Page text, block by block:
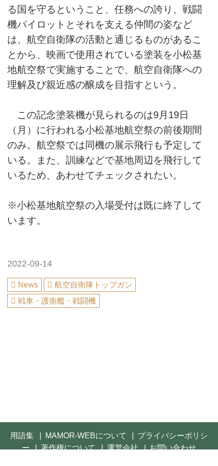
る国を守るということ、任務への誇り、戦闘
機パイロットとそれを支える仲間の姿など
は、航空自衛隊の活動と通じるものがあるこ
とから、映画で使用されている塗装を小松基
地航空祭で実施することで、航空自衛隊への
理解及び親近感の醸成を目指すという。
この記念塗装機が見られるのは9月19日
（月）に行われる小松基地航空祭の前後期間
のみ。航空祭では同機の展示飛行も予定して
いる。また、訓練などで基地周辺を飛行して
いるため、あわせてチェックされたい。
※小松基地航空祭の入場受付は既に終了して
います。
2022-09-14
News
航空自衛隊トップガン
戦車・護衛艦・戦闘機
用語集 MAMOR-WEBについて
プライバシーポリシ
ー
著作権について 運営会社
お問い合わせ